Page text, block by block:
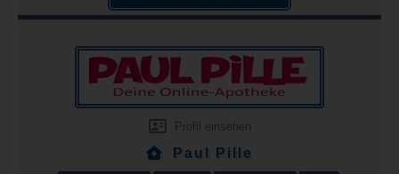
Profil einsehen
Paul Pille